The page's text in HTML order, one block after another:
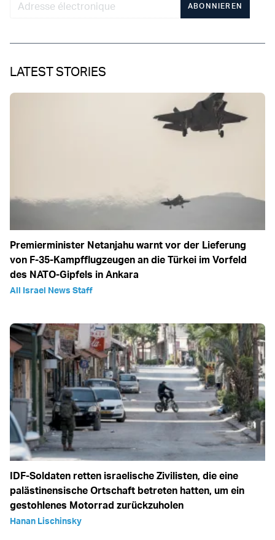
ABONNIEREN
LATEST STORIES
Premierminister Netanjahu warnt vor der Lieferung
von F-35-Kampfflugzeugen an die Türkei im Vorfeld
des NATO-Gipfels in Ankara
All Israel News Staff
IDF-Soldaten retten israelische Zivilisten, die eine
palästinensische Ortschaft betreten hatten, um ein
gestohlenes Motorrad zurückzuholen
Hanan Lischinsky